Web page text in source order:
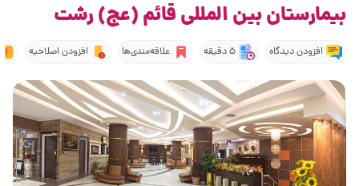
بیمارستان بین المللی قائم (عج) رشت
افزودن دیدگاه 5 دقیقه علاقه‌مندی‌ها افزودن اصلاحیه